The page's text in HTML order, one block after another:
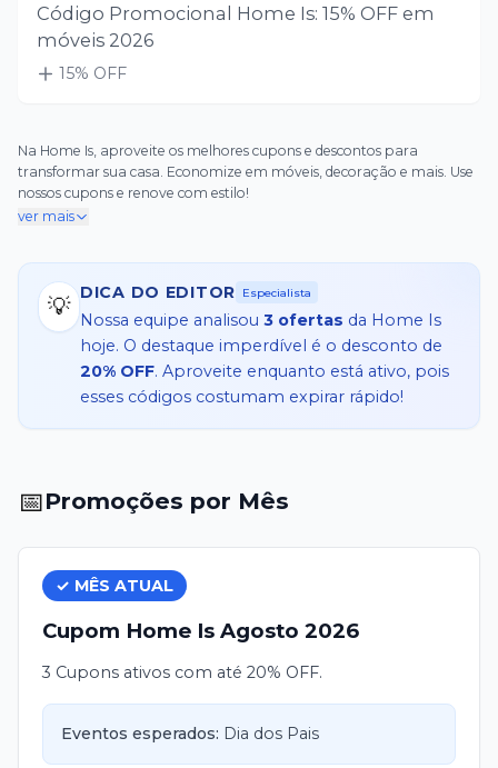
Código Promocional Home Is: 15% OFF em
móveis 2026
15% OFF
Na Home Is, aproveite os melhores cupons e descontos para
transformar sua casa. Economize em móveis, decoração e mais. Use
nossos cupons e renove com estilo!
ver mais
💡
DICA DO EDITOR Especialista
Nossa equipe analisou 3ofertas da Home Is
hoje. O destaque imperdível é o desconto de
20% OFF. Aproveite enquanto está ativo, pois
esses códigos costumam expirar rápido!
📅Promoções por Mês
✓ MÊS ATUAL
Cupom Home Is Agosto 2026
3 Cupons ativos com até 20% OFF.
Eventos esperados: Dia dos Pais